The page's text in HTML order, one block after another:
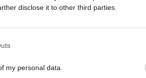
disclose it to other third parties.
my personal data.
στις ερωτήσεις του κοινού.
πρώτη φορά, στο πρόγραμμα του
, Ομότιμος Καθηγητής Φιλοσοφίας